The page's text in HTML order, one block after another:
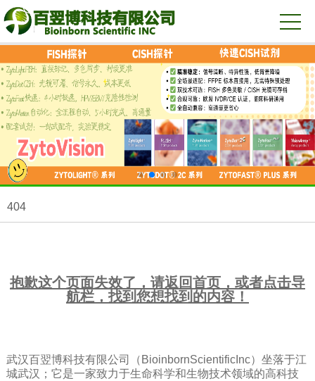
404
抱歉这个页面失效了，请返回首页，或者点击导
航栏，找到您想找到的内容！
武汉百翌博科技有限公司（BioinbornScientificInc）坐落于江
城武汉；它是一家致力于生命科学和生物技术领域的高科技